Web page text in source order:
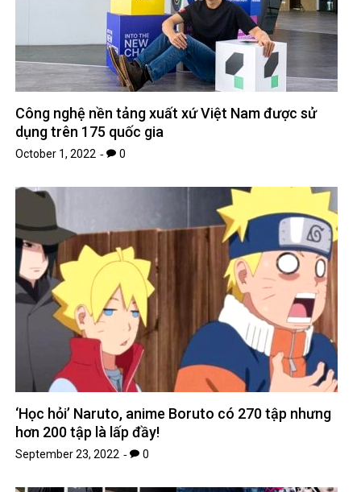
Công nghệ nền tảng xuất xứ Việt Nam được sử
dụng trên 175 quốc gia
October 1, 2022 0
‘Học hỏi’ Naruto, anime Boruto có 270 tập nhưng
hơn 200 tập là lấp đầy!
September 23, 2022 0